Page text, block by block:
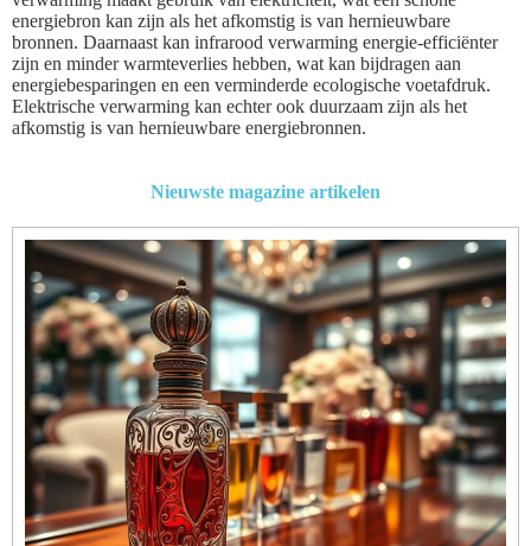
energiebron kan zijn als het afkomstig is van hernieuwbare
bronnen. Daarnaast kan infrarood verwarming energie-efficiënter
zijn en minder warmteverlies hebben, wat kan bijdragen aan
energiebesparingen en een verminderde ecologische voetafdruk.
Elektrische verwarming kan echter ook duurzaam zijn als het
afkomstig is van hernieuwbare energiebronnen.
Nieuwste magazine artikelen